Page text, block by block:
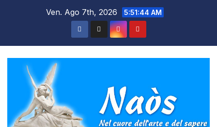
Ven. Ago 7th, 2026 5:51:45 AM